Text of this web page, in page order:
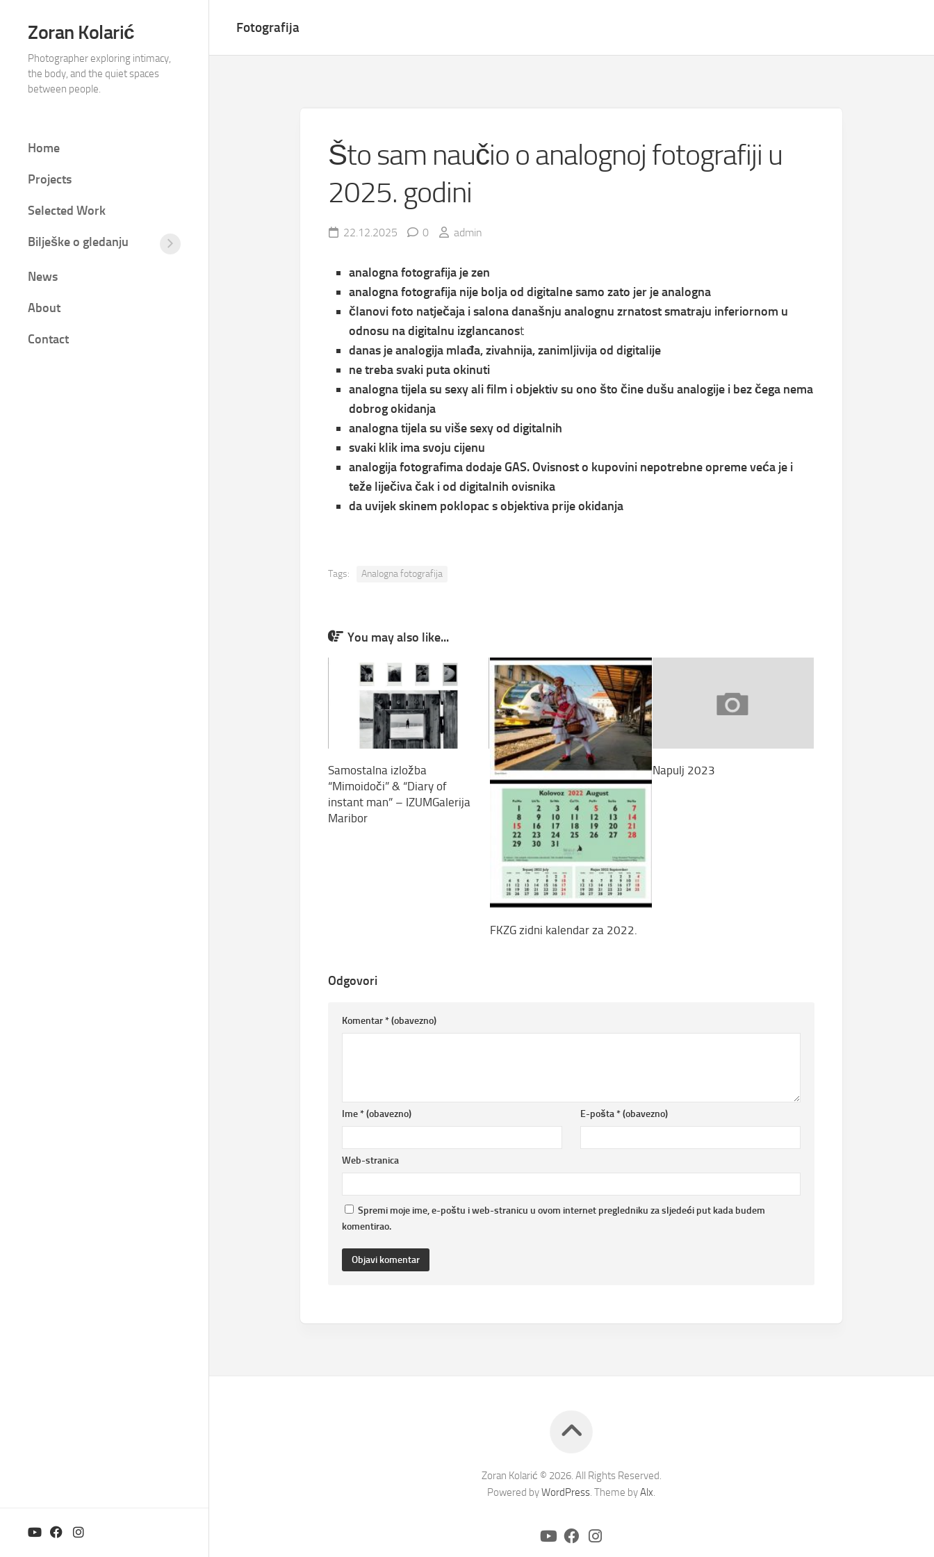
contentZoran Kolarić
Photographer exploring intimacy,
the body, and the quiet spaces
between people.
Home
Projects
Selected Work
Bilješke o gledanju
News
About
Contact
Fotografija
Što sam naučio o analognoj fotografiji u
2025. godini
22.12.2025 0 admin
analogna fotografija je zen
analogna fotografija nije bolja od digitalne samo zato jer je analogna
članovi foto natječaja i salona današnju analognu zrnatost smatraju inferiornom u
odnosu na digitalnu izglancanost
danas je analogija mlađa, zivahnija, zanimljivija od digitalije
ne treba svaki puta okinuti
analogna tijela su sexy ali film i objektiv su ono što čine dušu analogije i bez čega nema
dobrog okidanja
analogna tijela su više sexy od digitalnih
svaki klik ima svoju cijenu
analogija fotografima dodaje GAS. Ovisnost o kupovini nepotrebne opreme veća je i
teže liječiva čak i od digitalnih ovisnika
da uvijek skinem poklopac s objektiva prije okidanja
Tags: Analogna fotografija
You may also like...
Samostalna izložba
“Mimoidoči” & “Diary of
instant man” – IZUMGalerija
Maribor
FKZG zidni kalendar za 2022.
Napulj 2023
Odgovori
Komentar* (obavezno)
Ime* (obavezno) E-pošta* (obavezno)
Web-stranica
Spremi moje ime, e-poštu i web-stranicu u ovom internet pregledniku za sljedeći put kada budem
komentirao.
Zoran Kolarić © 2026. All Rights Reserved.
Powered byWordPress. Theme byAlx.